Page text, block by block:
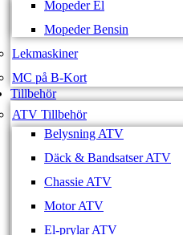
Mopeder El
Mopeder Bensin
Lekmaskiner
MC på B-Kort
Tillbehör
ATV Tillbehör
Belysning ATV
Däck & Bandsatser ATV
Chassie ATV
Motor ATV
El-prylar ATV